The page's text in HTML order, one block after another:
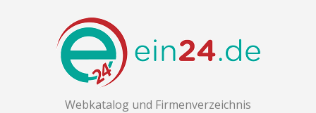
Webkatalog und Firmenverzeichnis